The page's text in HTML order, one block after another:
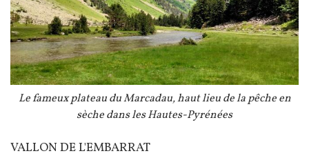
Légende
Le fameux plateau du Marcadau, haut lieu de la pêche en
sèche dans les Hautes-Pyrénées
Texte
VALLON DE L'EMBARRAT